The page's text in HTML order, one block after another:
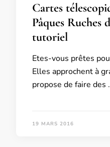
Cartes
Pâques Ruches
tutoriel
Etes-vous prêtes
Elles approchent à
propose de faire des
19 MARS 2016